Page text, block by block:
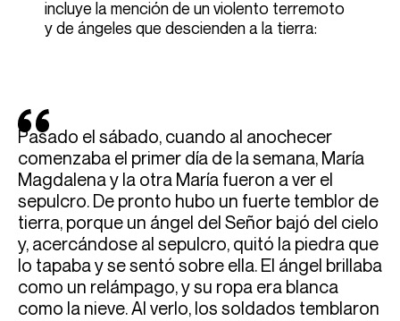
incluye la mención de un violento terremoto
y de ángeles que descienden a la tierra:
Pasado el sábado, cuando al anochecer
comenzaba el primer día de la semana, María
Magdalena y la otra María fueron a ver el
sepulcro. De pronto hubo un fuerte temblor de
tierra, porque un ángel del Señor bajó del cielo
y, acercándose al sepulcro, quitó la piedra que
lo tapaba y se sentó sobre ella. El ángel brillaba
como un relámpago, y su ropa era blanca
como la nieve. Al verlo, los soldados temblaron